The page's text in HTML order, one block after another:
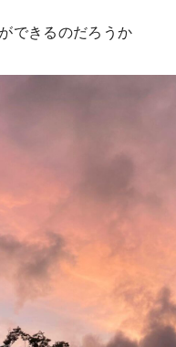
できるのだろうか